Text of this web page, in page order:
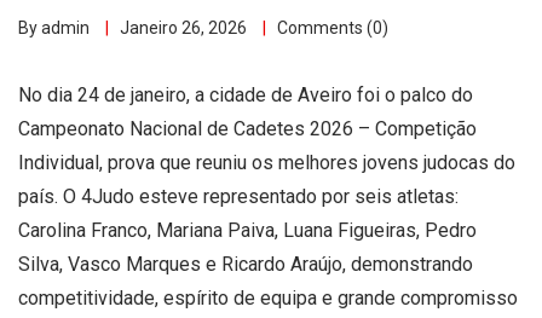
By admin Janeiro 26, 2026 Comments (0)
No dia 24 de janeiro, a cidade de Aveiro foi o palco do
Campeonato Nacional de Cadetes 2026 – Competição
Individual, prova que reuniu os melhores jovens judocas do
país. O 4Judo esteve representado por seis atletas:
Carolina Franco, Mariana Paiva, Luana Figueiras, Pedro
Silva, Vasco Marques e Ricardo Araújo, demonstrando
competitividade, espírito de equipa e grande compromisso